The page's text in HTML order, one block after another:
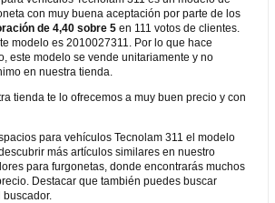
con muy buena aceptación por parte de los
de 4,40 sobre 5 en 111 votos de clientes.
modelo es 2010027311. Por lo que hace
este modelo se vende unitariamente y no
en nuestra tienda.
tienda te lo ofrecemos a muy buen precio y con
para vehículos Tecnolam 311 el modelo
más artículos similares en nuestro
para furgonetas, donde encontrarás muchos
Destacar que también puedes buscar